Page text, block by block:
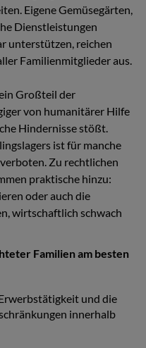
Eigene Gemüsegärten,
Dienstleistungen
unterstützen, reichen
Familienmitglieder aus.
Großteil der
von humanitärer Hilfe
Hindernisse stößt.
ist für manche
Zu rechtlichen
praktische hinzu:
oder auch die
wirtschaftlich schwach
Familien am besten
und die
innerhalb